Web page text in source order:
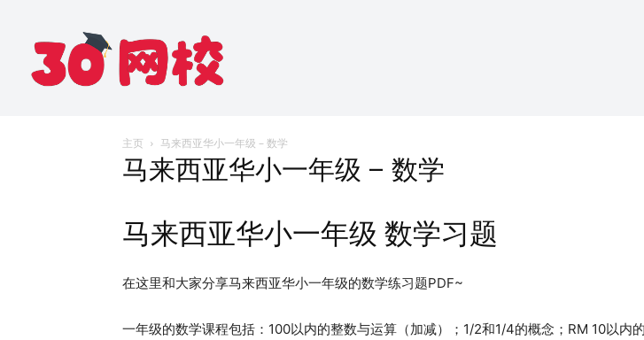
主页 马来西亚华小一年级 – 数学
马来西亚华小一年级 – 数学
马来西亚华小一年级 数学习题
在这里和大家分享马来西亚华小一年级的数学练习题PDF~
一年级的数学课程包括：100以内的整数与运算（加减）；1/2和1/4的概念；RM 10以内